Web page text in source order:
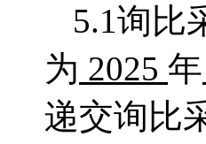
5.1询比
为 2025 年
递交询比